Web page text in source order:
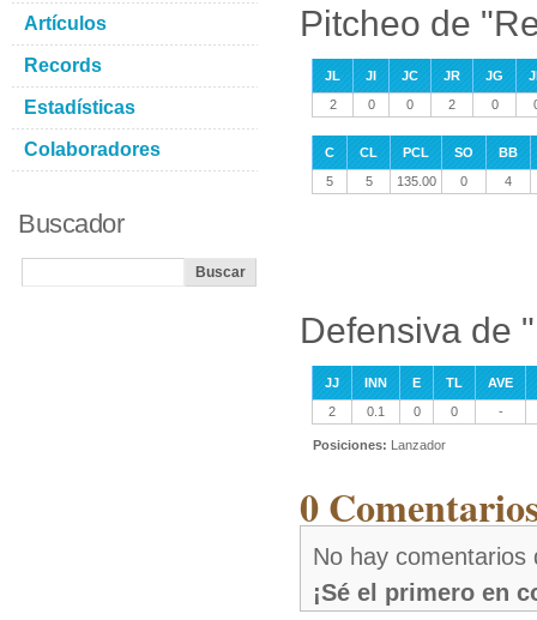
Pitcheo de
JL JI JC JR JG
2
0 0 2 0
C CL PCL SO
BB
5
5 135.00 0 4
Defensiva de
JJ INN E TL
AVE
2
0.1 0 0 -
Posiciones: Lanzador
0
No hay
¡Sé el primero en
Artículos
Records
Estadísticas
Colaboradores
Buscador